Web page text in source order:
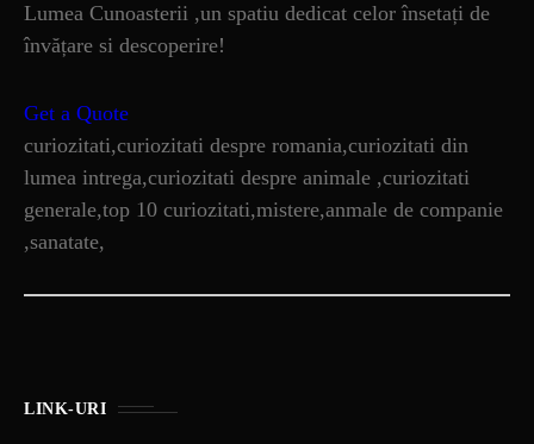
Lumea Cunoasterii ,un spatiu dedicat celor însetați de
învățare si descoperire!
Get a Quote
curiozitati,curiozitati despre romania,curiozitati din
lumea intrega,curiozitati despre animale ,curiozitati
generale,top 10 curiozitati,mistere,anmale de companie
,sanatate,
LINK-URI